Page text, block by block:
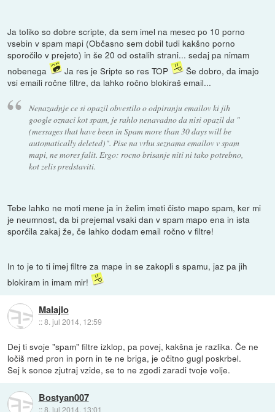
Ja toliko so dobre scripte, da sem imel na mesec po 10 porno
vsebin v spam mapi (Občasno sem dobil tudi kakšno porno
sporočilo v prejeto) in še 20 od ostalih strani... sedaj pa nimam
nobenega
Ja res je Sripte so res TOP
Še dobro, da imajo
vsi emaili ročne filtre, da lahko ročno blokiraš email...
Nenazadnje ce si opazil obvestilo o odpiranju emailov ki jih
google oznaci kot spam, je rahlo nenavadno da nisi opazil da "
(messages that have been in Spam more than 30 days will be
automatically deleted)". Pise na vrhu seznama emailov v spam
mapi, ne mores falit. Ergo: rocno brisanje niti ni tako potrebno,
kot zelis predstaviti.
Tebe lahko ne moti mene ja in želim imeti čisto mapo spam, ker mi
je neumnost, da bi prejemal vsaki dan v spam mapo ena in ista
sporčila zakaj že, če lahko dodam email ročno v filtre!
In to je to ti imej filtre za mape in se zakopli s spamu, jaz pa jih
blokiram in imam mir!
Malajlo
::8. jul 2014, 12:59
Dej ti svoje "spam" filtre izklop, pa povej, kakšna je razlika. Če ne
ločiš med pron in porn in te ne briga, je očitno gugl poskrbel.
Sej k sonce zjutraj vzide, se to ne zgodi zaradi tvoje volje.
Bostyan007
::8. jul 2014, 13:01